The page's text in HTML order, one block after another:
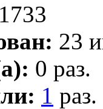
1733
23
0 раз.
1 раз.